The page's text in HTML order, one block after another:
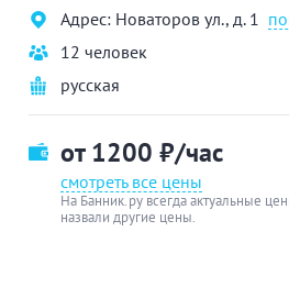
Адрес: Новаторов ул., д. 1
12 человек
русская
от 1200 ₽/час
смотреть все цены
На Банник.ру всегда актуальные
назвали другие цены.